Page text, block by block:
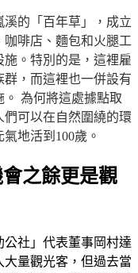
的「百年草」，成立
咖啡店、麵包和火腿工
。特別的是，這裡雇
群，而這裡也一併設有
。 為何將這處據點取
可以在自然圍繞的環
地活到100歲。
之餘更是觀
社」代表董事岡村達
量觀光客，但過去當